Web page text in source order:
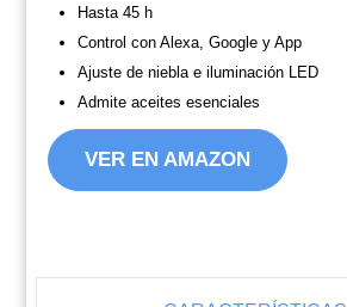
Hasta 45 h
Control con Alexa, Google y App
Ajuste de niebla e iluminación LED
Admite aceites esenciales
VER EN AMAZON